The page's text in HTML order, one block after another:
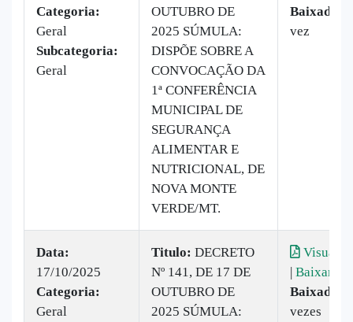
Categoria:
Geral
Subcategoria:
Geral
OUTUBRO DE
2025 SÚMULA:
DISPÕE SOBRE A
CONVOCAÇÃO DA
1ª CONFERÊNCIA
MUNICIPAL DE
SEGURANÇA
ALIMENTAR E
NUTRICIONAL, DE
NOVA MONTE
VERDE/MT.
Baixado:
vez
Data:
17/10/2025
Categoria:
Geral
Titulo: DECRETO
Nº 141, DE 17 DE
OUTUBRO DE
2025 SÚMULA:
| Baixar
Baixado:
vezes